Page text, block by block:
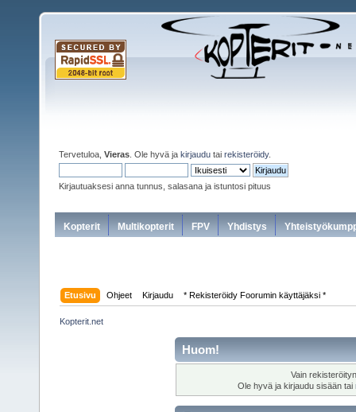
Tervetuloa, Vieras . Ole hyvä ja kirjaudu tai rekisteröidy.
Kirjautuaksesi anna tunnus, salasana ja istuntosi pituus
Kopterit Multikopterit FPV Yhdistys
Etusivu Ohjeet Kirjaudu * Rekisteröidy Foorumin käyttäjäksi *
Kopterit.net
Huom!
Vain
Ole hyvä ja kirjaudu sisään tai